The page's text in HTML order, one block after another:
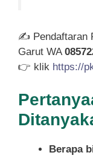
✍ Pendaftaran
Garut WA
👉 klik https://
Berapa